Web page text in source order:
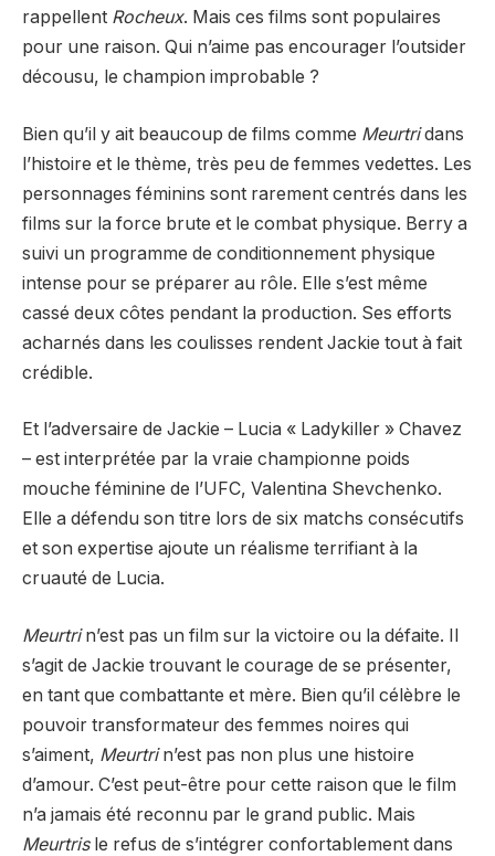
rappellent Rocheux. Mais ces films sont populaires
pour une raison. Qui n’aime pas encourager l’outsider
décousu, le champion improbable ?
Bien qu’il y ait beaucoup de films comme Meurtridans
l’histoire et le thème, très peu de femmes vedettes. Les
personnages féminins sont rarement centrés dans les
films sur la force brute et le combat physique. Berry a
suivi un programme de conditionnement physique
intense pour se préparer au rôle. Elle s’est même
cassé deux côtes pendant la production. Ses efforts
acharnés dans les coulisses rendent Jackie tout à fait
crédible.
Et l’adversaire de Jackie – Lucia « Ladykiller » Chavez
– est interprétée par la vraie championne poids
mouche féminine de l’UFC, Valentina Shevchenko.
Elle a défendu son titre lors de six matchs consécutifs
et son expertise ajoute un réalisme terrifiant à la
cruauté de Lucia.
Meurtrin’est pas un film sur la victoire ou la défaite. Il
s’agit de Jackie trouvant le courage de se présenter,
en tant que combattante et mère. Bien qu’il célèbre le
pouvoir transformateur des femmes noires qui
s’aiment, Meurtrin’est pas non plus une histoire
d’amour. C’est peut-être pour cette raison que le film
n’a jamais été reconnu par le grand public. Mais
Meurtrisle refus de s’intégrer confortablement dans